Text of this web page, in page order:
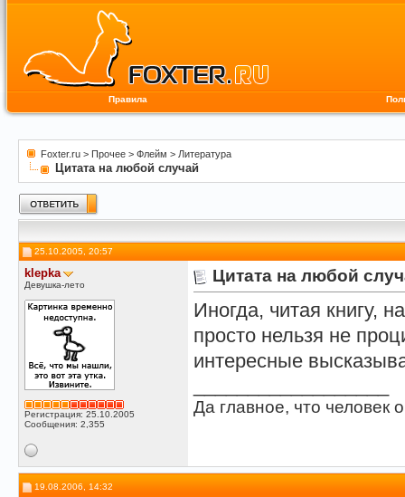
Правила
Foxter.ru > Прочее > Флейм > Литература
Цитата на любой случай
25.10.2005, 20:57
klepka
Девушка-лето
Регистрация: 25.10.2005
Сообщения: 2,355
Цитата на любой
Иногда, читая книгу,
просто нельзя не
интересные
Да главное, что человек
19.08.2006, 14:32